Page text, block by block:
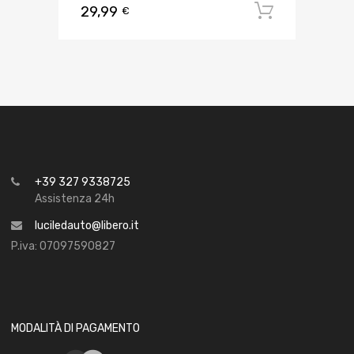
29,99 €
+39 327 9338725
Assistenza 24h
luciledauto@libero.it
P.iva: 07097590827
MODALITÀ DI PAGAMENTO